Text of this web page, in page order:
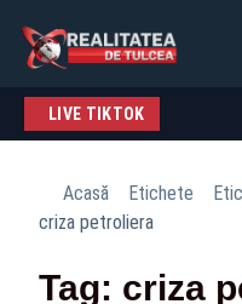
LIVE TIKTOK
Acasă Etichete
criza petroliera
Tag: criza